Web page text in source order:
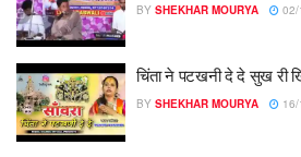
BY SHEKHAR MOURYA 02/
चिंता ने पटखनी दे दे सुख री
BY SHEKHAR MOURYA